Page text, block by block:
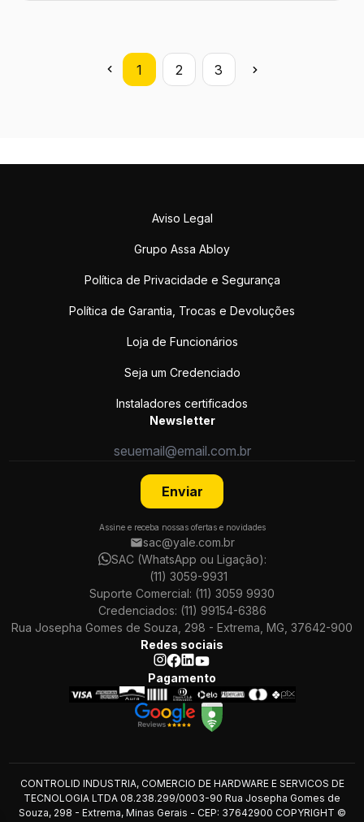
1 2 3
Grupo Assa Abloy
Aviso Legal
Política de Privacidade e Segurança
Política de Garantia, Trocas e Devoluções
Loja de Funcionários
Seja um Credenciado
Instaladores certificados
Newsletter
Enviar
Assine e receba nossas ofertas e novidades
sac@yale.com.br
SAC (WhatsApp ou Ligação):
(11) 3059-9931
Suporte Comercial: (11) 3059 9930
Credenciados: (11) 99154-6386
Rua Josepha Gomes de Souza, 298 - Extrema, MG, 37642-900
Redes sociais
Pagamento
CONTROLID INDUSTRIA, COMERCIO DE HARDWARE E SERVICOS DE
TECNOLOGIA LTDA 08.238.299/0003-90 Rua Josepha Gomes de
Souza, 298 - Extrema, Minas Gerais - CEP: 37642900 COPYRIGHT ©